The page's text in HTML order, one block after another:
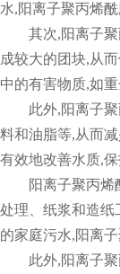
水,阳离子聚丙烯
其次,阳离子
成较大的团块,从
中的有害物质,如
此外,阳离子
料和油脂等,从而
有效地改善水质,保
阳离子聚丙
处理、纸浆和造纸
的家庭污水,阳离
此外,阳离子